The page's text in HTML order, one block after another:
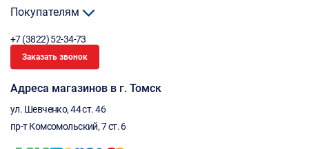
Покупателям
+7 (3822) 52-34-73
Заказать звонок
Адреса магазинов в г. Томск
ул. Шевченко, 44 ст. 46
пр-т Комсомольский, 7 ст. 6